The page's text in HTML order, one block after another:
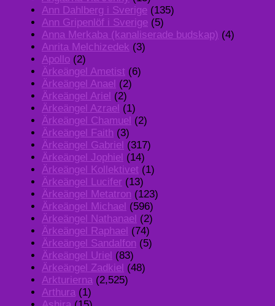
Ann Dahlberg i Sverige (135)
Ann Gripenlöf i Sverige (5)
Anna Merkaba (kanaliserade budskap) (4)
Anrita Melchizedek (3)
Apollo (2)
Ärkeängel Ametist (6)
Ärkeängel Anael (2)
Ärkeängel Ariel (2)
Ärkeängel Azrael (1)
Ärkeängel Chamuel (2)
Ärkeängel Faith (3)
Ärkeängel Gabriel (317)
Ärkeängel Jophiel (14)
Ärkeängel Kollektivet (1)
Ärkeängel Lucifer (13)
Ärkeängel Metatron (123)
Ärkeängel Michael (596)
Ärkeängel Nathanael (2)
Ärkeängel Raphael (74)
Ärkeängel Sandalfon (5)
Ärkeängel Uriel (83)
Ärkeängel Zadkiel (48)
Arkturierna (2,525)
Arthura (1)